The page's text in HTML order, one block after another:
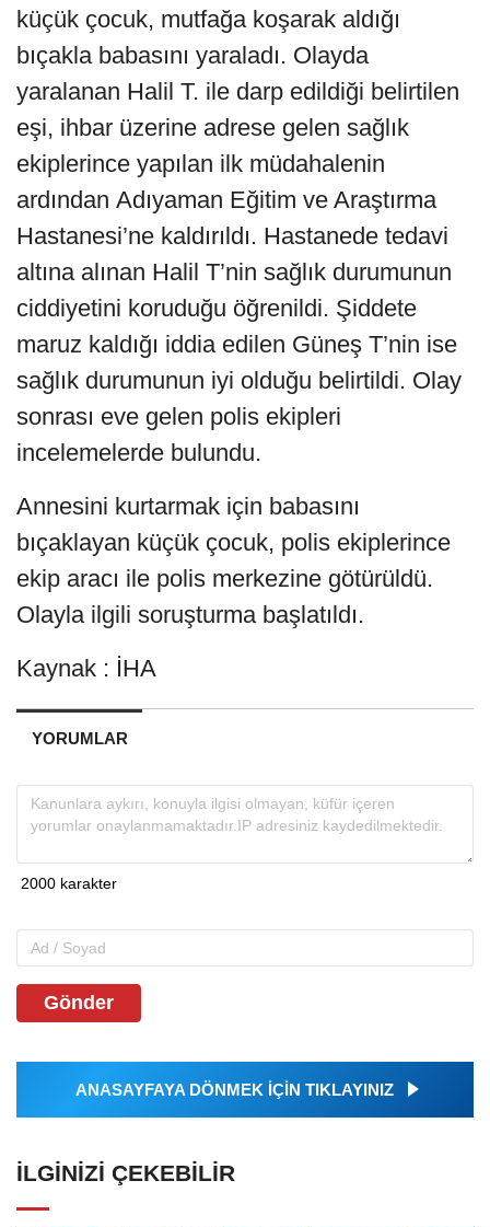
küçük çocuk, mutfağa koşarak aldığı
bıçakla babasını yaraladı. Olayda
yaralanan Halil T. ile darp edildiği belirtilen
eşi, ihbar üzerine adrese gelen sağlık
ekiplerince yapılan ilk müdahalenin
ardından Adıyaman Eğitim ve Araştırma
Hastanesi’ne kaldırıldı. Hastanede tedavi
altına alınan Halil T’nin sağlık durumunun
ciddiyetini koruduğu öğrenildi. Şiddete
maruz kaldığı iddia edilen Güneş T’nin ise
sağlık durumunun iyi olduğu belirtildi. Olay
sonrası eve gelen polis ekipleri
incelemelerde bulundu.
Annesini kurtarmak için babasını
bıçaklayan küçük çocuk, polis ekiplerince
ekip aracı ile polis merkezine götürüldü.
Olayla ilgili soruşturma başlatıldı.
Kaynak : İHA
YORUMLAR
Gönder
ANASAYFAYA DÖNMEK İÇİN TIKLAYINIZ
İLGINIZI ÇEKEBILIR